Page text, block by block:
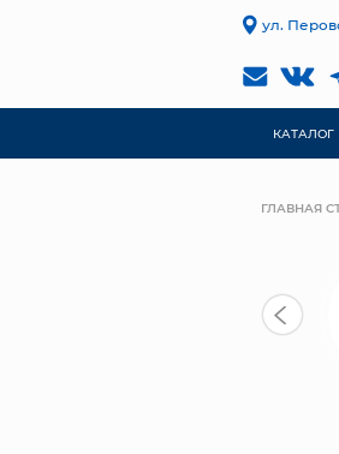
ул.
КАТАЛОГ
ГЛАВНАЯ